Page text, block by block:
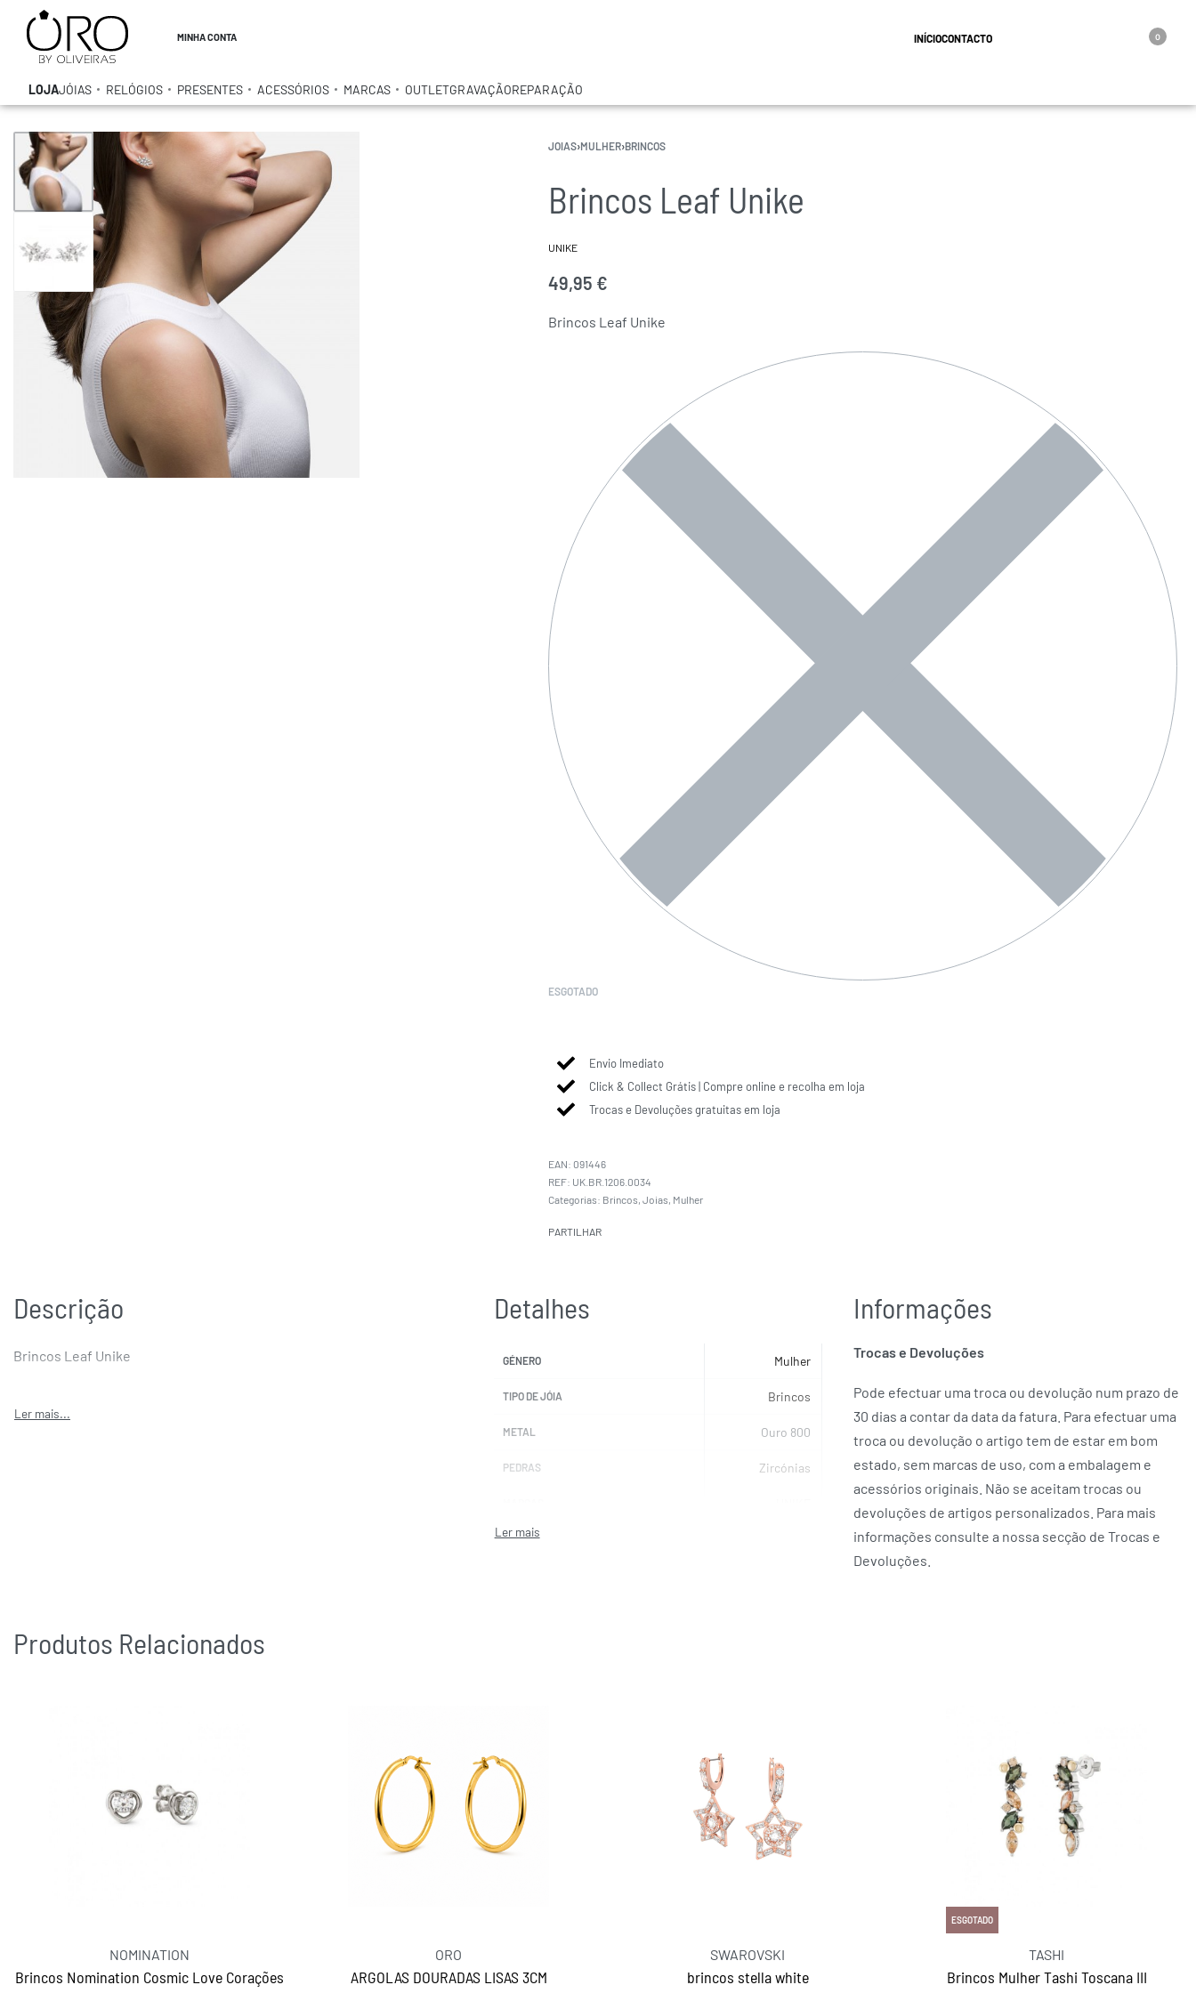
MINHA CONTA INÍCIOCONTACTO 0
LOJAJÓIAS RELÓGIOS PRESENTES ACESSÓRIOS MARCAS OUTLETGRAVAÇÃOREPARAÇÃO
JOIAS›MULHER›BRINCOS
Brincos Leaf Unike
UNIKE
49,95 €
Brincos Leaf Unike
ESGOTADO
Envio Imediato
Click & Collect Grátis | Compre online e recolha em loja
Trocas e Devoluções gratuitas em loja
EAN: 091446
UK.BR.1206.0034
Categorias: Brincos,Joias, Mulher
PARTILHAR
Descrição
Brincos Leaf Unike
Detalhes
GÉNERO Mulher
TIPO DE JÓIA Brincos
METAL Ouro 800
PEDRAS Zircónias
Informações
Trocas e Devoluções
Pode efectuar uma troca ou devolução num prazo de
30 dias a contar da data da fatura. Para efectuar uma
troca ou devolução o artigo tem de estar em bom
estado, sem marcas de uso, com a embalagem e
acessórios originais. Não se aceitam trocas ou
devoluções de artigos personalizados. Para mais
informações consulte a nossa secção de Trocas e
Devoluções.
Produtos Relacionados
NOMINATION
Brincos Nomination Cosmic Love Corações
ORO
ARGOLAS DOURADAS LISAS 3CM
SWAROVSKI
brincos stella white
ESGOTADO
TASHI
Brincos Mulher Tashi Toscana III